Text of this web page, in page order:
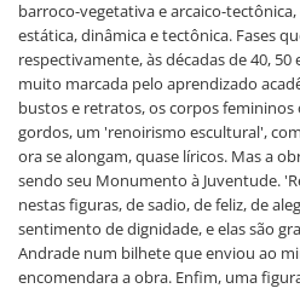
barroco-vegetativa e arcaico-
estática, dinâmica e tectônica. Fases
respectivamente, às décadas de 40, 50
muito marcada pelo aprendizado
bustos e retratos, os corpos femininos
gordos, um 'renoirismo escultural',
ora se alongam, quase líricos. Mas a
sendo seu Monumento à Juventude.
nestas figuras, de sadio, de feliz, de
sentimento de dignidade, e elas são
Andrade num bilhete que enviou ao
encomendara a obra. Enfim, uma